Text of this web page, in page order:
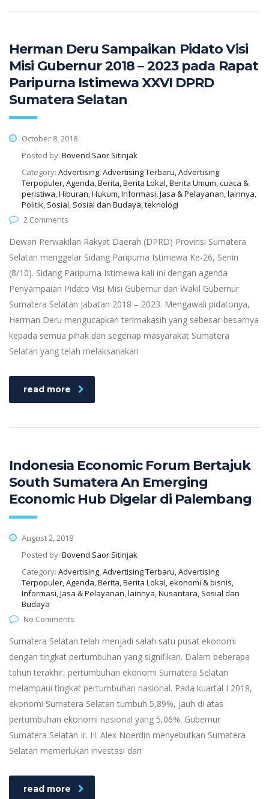
Herman Deru Sampaikan Pidato Visi
Misi Gubernur 2018 – 2023 pada Rapat
Paripurna Istimewa XXVI DPRD
Sumatera Selatan
October 8, 2018
Posted by: Bovend Saor Sitinjak
Category: Advertising, Advertising Terbaru, Advertising
Terpopuler, Agenda, Berita, Berita Lokal, Berita Umum, cuaca &
peristiwa, Hiburan, Hukum, Informasi, Jasa & Pelayanan, lainnya,
Politik, Sosial, Sosial dan Budaya, teknologi
2 Comments
Dewan Perwakilan Rakyat Daerah (DPRD) Provinsi Sumatera
Selatan menggelar Sidang Paripurna Istimewa Ke-26, Senin
(8/10). Sidang Paripurna Istimewa kali ini dengan agenda
Penyampaian Pidato Visi Misi Gubernur dan Wakil Gubernur
Sumatera Selatan Jabatan 2018 – 2023. Mengawali pidatonya,
Herman Deru mengucapkan terimakasih yang sebesar-besarnya
kepada semua pihak dan segenap masyarakat Sumatera
Selatan yang telah melaksanakan
read more
Indonesia Economic Forum Bertajuk
South Sumatera An Emerging
Economic Hub Digelar di Palembang
August 2, 2018
Posted by: Bovend Saor Sitinjak
Category: Advertising, Advertising Terbaru, Advertising
Terpopuler, Agenda, Berita, Berita Lokal, ekonomi & bisnis,
Informasi, Jasa & Pelayanan, lainnya, Nusantara, Sosial dan
Budaya
No Comments
Sumatera Selatan telah menjadi salah satu pusat ekonomi
dengan tingkat pertumbuhan yang signifikan. Dalam beberapa
tahun terakhir, pertumbuhan ekonomi Sumatera Selatan
melampaui tingkat pertumbuhan nasional. Pada kuartal I 2018,
ekonomi Sumatera Selatan tumbuh 5,89%, jauh di atas
pertumbuhan ekonomi nasional yang 5,06%. Gubernur
Sumatera Selatan Ir. H. Alex Noerdin menyebutkan Sumatera
Selatan memerlukan investasi dari
read more